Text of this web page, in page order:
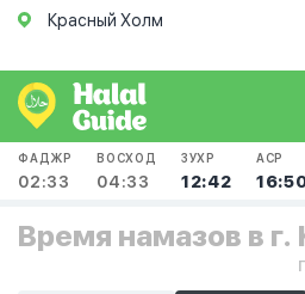
Красный Холм
ФАДЖР
02:33
ВОСХОД
04:33
ЗУХР
12:42
АСР
Время намазов в